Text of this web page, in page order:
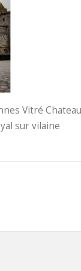
Vitré
sur vilaine